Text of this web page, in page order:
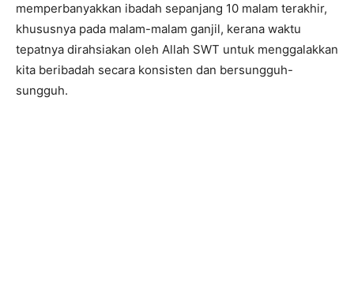
memperbanyakkan ibadah sepanjang 10 malam terakhir,
khususnya pada malam-malam ganjil, kerana waktu
tepatnya dirahsiakan oleh Allah SWT untuk menggalakkan
kita beribadah secara konsisten dan bersungguh-
sungguh.